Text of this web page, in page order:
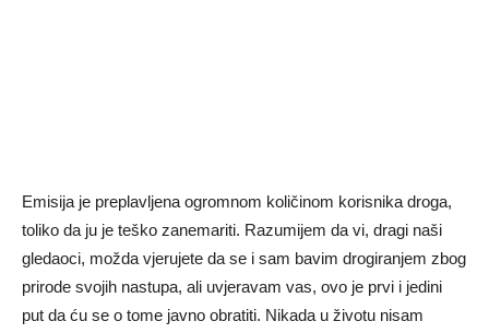
Emisija je preplavljena ogromnom količinom korisnika droga,
toliko da ju je teško zanemariti. Razumijem da vi, dragi naši
gledaoci, možda vjerujete da se i sam bavim drogiranjem zbog
prirode svojih nastupa, ali uvjeravam vas, ovo je prvi i jedini
put da ću se o tome javno obratiti. Nikada u životu nisam